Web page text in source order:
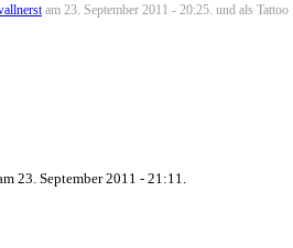
am 23. September 2011 - 20:25. und als
23. September 2011 - 21:11.